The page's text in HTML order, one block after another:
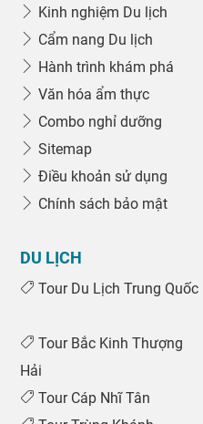
Kinh nghiệm Du lịch
Cẩm nang Du lịch
Hành trình khám phá
Văn hóa ẩm thực
Combo nghỉ dưỡng
Sitemap
Điều khoản sử dụng
Chính sách bảo mật
DU LỊCH
Tour Du Lịch Trung Quốc
Tour Bắc Kinh Thượng
Hải
Tour Cáp Nhĩ Tân